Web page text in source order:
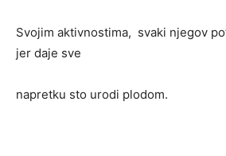
Svojim aktivnostima, svaki njegov
jer daje sve
napretku sto urodi plodom.